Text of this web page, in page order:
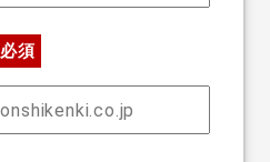
必須